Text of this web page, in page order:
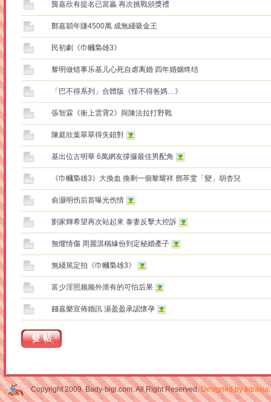
龔嘉欣有提名已當贏 再次挑戰頒獎禮
鄭嘉穎年賺4500萬 成無綫吸金王
民初劇《巾幗梟雄3》
黎明做错事乐基儿心死自虐离婚 四年婚姻终结
「巴不得系列」合體版《怪不得爸媽…》
張智霖《衝上雲霄2》與陳法拉打野戰
陳庭欣葉翠翠得失錯對
基出位古明華 6萬網友撐攞最佳男配角
《巾幗梟雄3》大換血 換剩一個黎耀祥 鄧萃雯「變」胡杏兒
俞灏明伤后首曝光伤情
劉家輝希望再次站起來 泰妻反擊大控訴
無懼情傷 周麗淇稱緣份到定秘婚產子
無綫篤定拍《巾幗梟雄3》
富少淫照频频外泄有的可怕后果
錢嘉樂宣佈婚訊 湯盈盈承認懷孕
發帖
Copyright 2009. Bady-bigi.com. All Right Reserved.Designed by Intrasia.